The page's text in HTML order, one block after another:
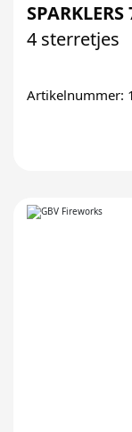
SPARKLERS
4 sterretjes
Artikelnummer: